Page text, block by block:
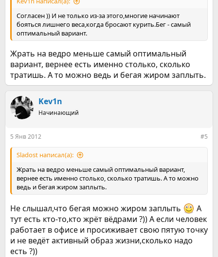
Согласен )) И не только из-за этого,многие начинают
бояться лишнего веса,когда бросают курить.Бег - самый
оптимальный вариант.
Жрать на ведро меньше самый оптимальный
вариант, вернее есть именно столько, сколько
тратишь. А то можно ведь и бегая жиром заплыть.
Kev1n
Начинающий
5 Янв 2012 #5
Sladost написал(а):
Жрать на ведро меньше самый оптимальный вариант,
вернее есть именно столько, сколько тратишь. А то можно
ведь и бегая жиром заплыть.
Не слышал,что бегая можно жиром заплыть
А
тут есть кто-то,кто жрёт вёдрами ?)) А если человек
работает в офисе и просиживает свою пятую точку
и не ведёт активный образ жизни,сколько надо
есть ?))